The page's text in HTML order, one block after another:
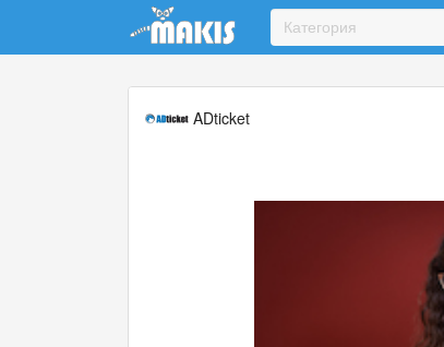
Update cookies preferences
Категория
ADticket